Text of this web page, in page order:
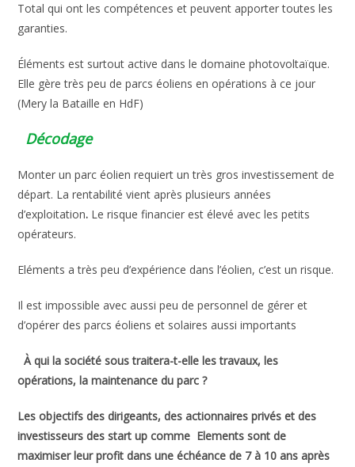
Total qui ont les compétences et peuvent apporter toutes les
garanties.
Éléments est surtout active dans le domaine photovoltaïque.
Elle gère très peu de parcs éoliens en opérations à ce jour
(Mery la Bataille en HdF)
Décodage
Monter un parc éolien requiert un très gros investissement de
départ. La rentabilité vient après plusieurs années
d’exploitation. Le risque financier est élevé avec les petits
opérateurs.
Eléments a très peu d’expérience dans l’éolien, c’est un risque.
Il est impossible avec aussi peu de personnel de gérer et
d’opérer des parcs éoliens et solaires aussi importants
À qui la société sous traitera-t-elle les travaux, les
opérations, la maintenance du parc ?
Les objectifs des dirigeants, des actionnaires privés et des
investisseurs des start up comme Elements sont de
maximiser leur profit dans une échéance de 7 à 10 ans après